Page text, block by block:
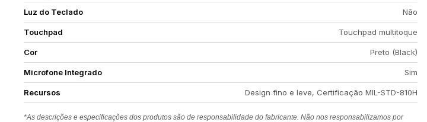
Luz do Teclado Não
Touchpad Touchpad multitoque
Cor Preto (Black)
Microfone Integrado Sim
Recursos Design fino e leve, Certificação MIL-STD-810H
*As descrições e especificações dos produtos são de responsabilidade do fabricante. Não nos responsabilizamos por